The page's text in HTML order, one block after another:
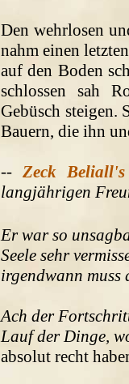
Den wehrlosen
nahm einen
auf den Boden
schlossen sah
Gebüsch steigen.
Bauern, die ihn
-- Zeck Beliall's
langjährigen
Er war so
Seele sehr
irgendwann
Ach der
Lauf der Dinge,
absolut recht